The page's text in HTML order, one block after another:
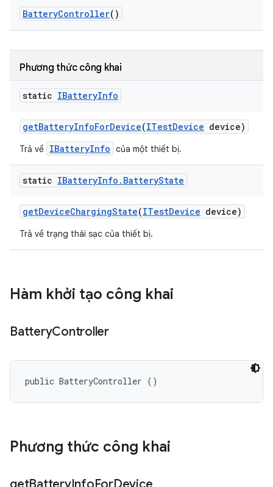
BatteryController()
Phương thức công khai
static IBatteryInfo
getBatteryInfoForDevice(ITestDevice device)
Trả về IBatteryInfo của một thiết bị.
static IBatteryInfo . BatteryState
getDeviceChargingState(ITestDevice device)
Trả về trạng thái sạc của thiết bị.
Hàm khởi tạo công khai
BatteryController
public BatteryController ()
Phương thức công khai